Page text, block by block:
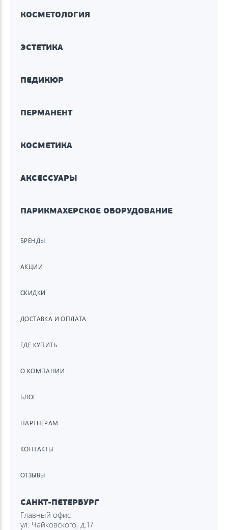
КОСМЕТОЛОГИЯ
ЭСТЕТИКА
ПЕДИКЮР
ПЕРМАНЕНТ
КОСМЕТИКА
АКСЕССУАРЫ
ПАРИКМАХЕРСКОЕ ОБОРУДОВАНИЕ
БРЕНДЫ
АКЦИИ
СКИДКИ
ДОСТАВКА И ОПЛАТА
ГДЕ КУПИТЬ
О КОМПАНИИ
БЛОГ
ПАРТНЁРАМ
КОНТАКТЫ
ОТЗЫВЫ
САНКТ-ПЕТЕРБУРГ
Главный офис
ул. Чайковского, д.17